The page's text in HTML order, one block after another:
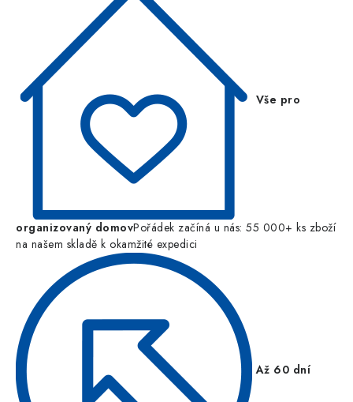
Vše pro
organizovaný domovPořádek začíná u nás: 55 000+ ks zboží
na našem skladě k okamžité expedici
Až 60 dní